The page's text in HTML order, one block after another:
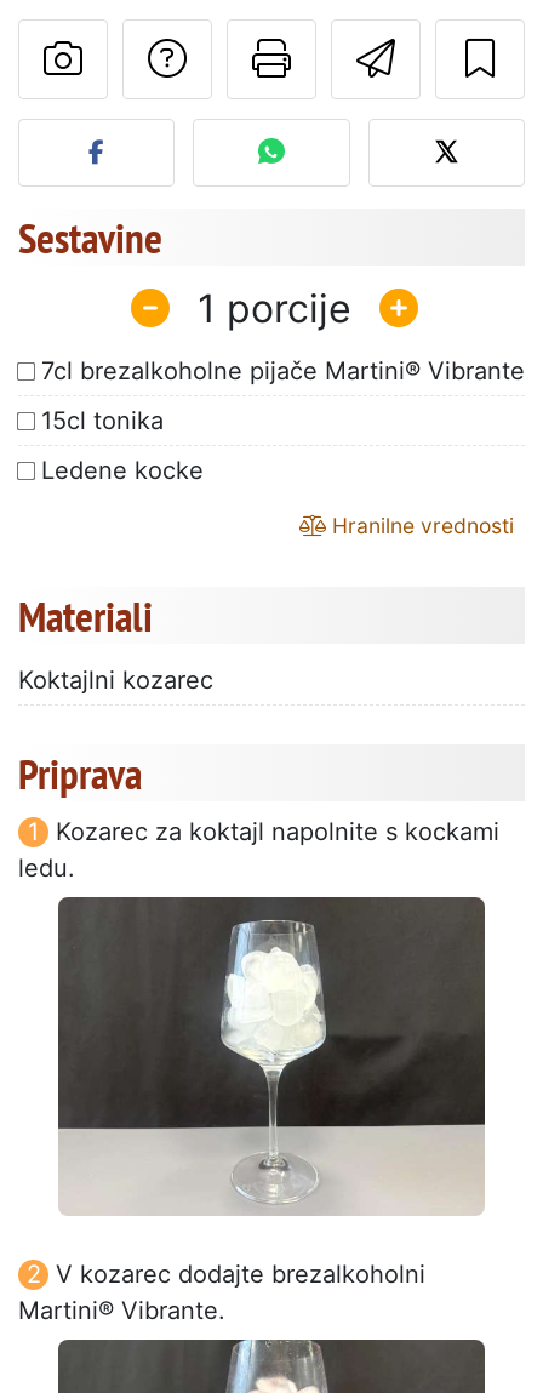
Pošlji
Natisni to
Postavite
Objavite svojo fotografijo
Sestavine
1
7cl brezalkoholne pijače Martini® Vibrante
15cl tonika
Ledene kocke
Hranilne vrednosti
Materiali
Koktajlni kozarec
Priprava
Kozarec za koktajl napolnite s kockami
ledu.
V kozarec dodajte brezalkoholni
Martini® Vibrante.